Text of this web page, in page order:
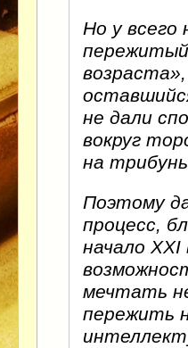
Но у
пережитый
не дали
вокруг
на
Поэтому
процесс,
начало XXI
мечтать
пережить